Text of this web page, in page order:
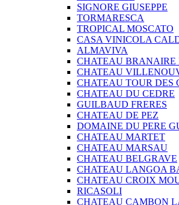
SIGNORE GIUSEPPE
TORMARESCA
TROPICAL MOSCATO
CASA VINICOLA
ALMAVIVA
CHATEAU BRANAIRE
CHATEAU
CHATEAU TOUR DES
CHATEAU DU CEDRE
GUILBAUD FRERES
CHATEAU DE PEZ
DOMAINE DU PERE
CHATEAU MARTET
CHATEAU MARSAU
CHATEAU BELGRAVE
CHATEAU LANGOA
CHATEAU CROIX
RICASOLI
CHATEAU CAMBON